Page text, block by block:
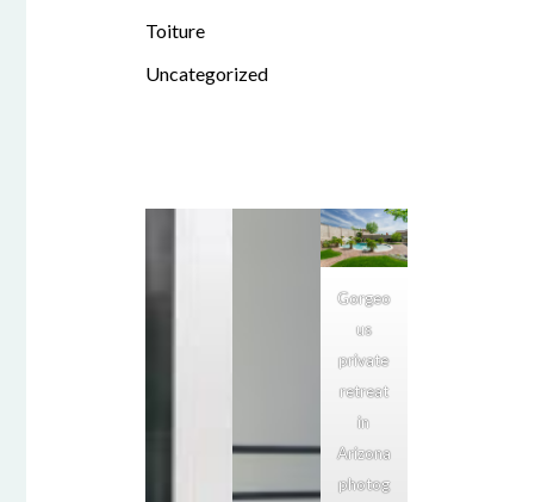
Toiture
Uncategorized
Gorgeo
us
private
retreat
in
Arizona
photog